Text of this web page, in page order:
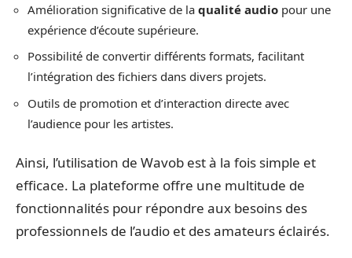
Amélioration significative de la qualité audio pour une
expérience d’écoute supérieure.
Possibilité de convertir différents formats, facilitant
l’intégration des fichiers dans divers projets.
Outils de promotion et d’interaction directe avec
l’audience pour les artistes.
Ainsi, l’utilisation de Wavob est à la fois simple et
efficace. La plateforme offre une multitude de
fonctionnalités pour répondre aux besoins des
professionnels de l’audio et des amateurs éclairés.